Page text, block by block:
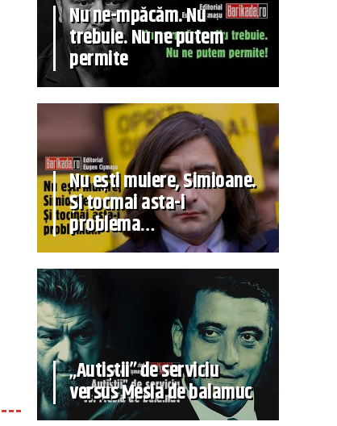
Nu ne-mpăcăm. Nu
trebuie. Nu ne putem
permite
Nu ești muiere, Simioane.
Și tocmai asta-i
problema…
„Autiștii” de serviciu
versus Mesia de balamuc